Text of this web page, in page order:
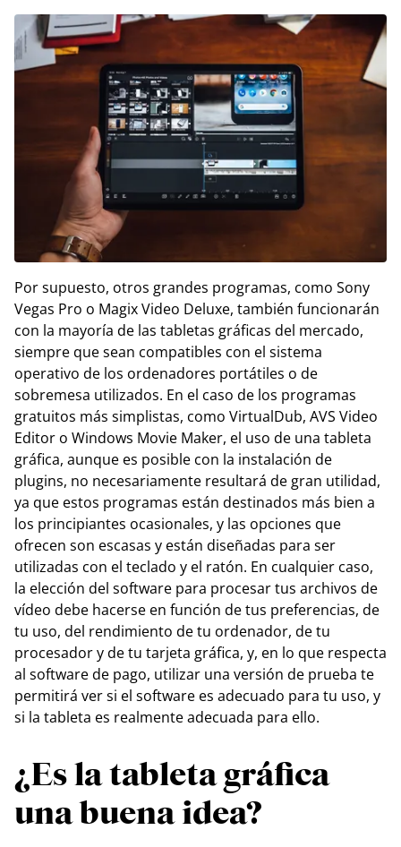
Por supuesto, otros grandes programas, como Sony
Vegas Pro o Magix Video Deluxe, también funcionarán
con la mayoría de las tabletas gráficas del mercado,
siempre que sean compatibles con el sistema
operativo de los ordenadores portátiles o de
sobremesa utilizados. En el caso de los programas
gratuitos más simplistas, como VirtualDub, AVS Video
Editor o Windows Movie Maker, el uso de una tableta
gráfica, aunque es posible con la instalación de
plugins, no necesariamente resultará de gran utilidad,
ya que estos programas están destinados más bien a
los principiantes ocasionales, y las opciones que
ofrecen son escasas y están diseñadas para ser
utilizadas con el teclado y el ratón. En cualquier caso,
la elección del software para procesar tus archivos de
vídeo debe hacerse en función de tus preferencias, de
tu uso, del rendimiento de tu ordenador, de tu
procesador y de tu tarjeta gráfica, y, en lo que respecta
al software de pago, utilizar una versión de prueba te
permitirá ver si el software es adecuado para tu uso, y
si la tableta es realmente adecuada para ello.
¿Es la tableta gráfica
una buena idea?